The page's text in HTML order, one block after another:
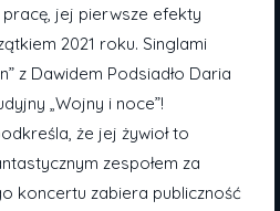
jej pierwsze efekty
2021 roku. Singlami
z Dawidem Podsiadło Daria
„Wojny i noce”!
że jej żywioł to
zespołem za
koncertu zabiera publiczność